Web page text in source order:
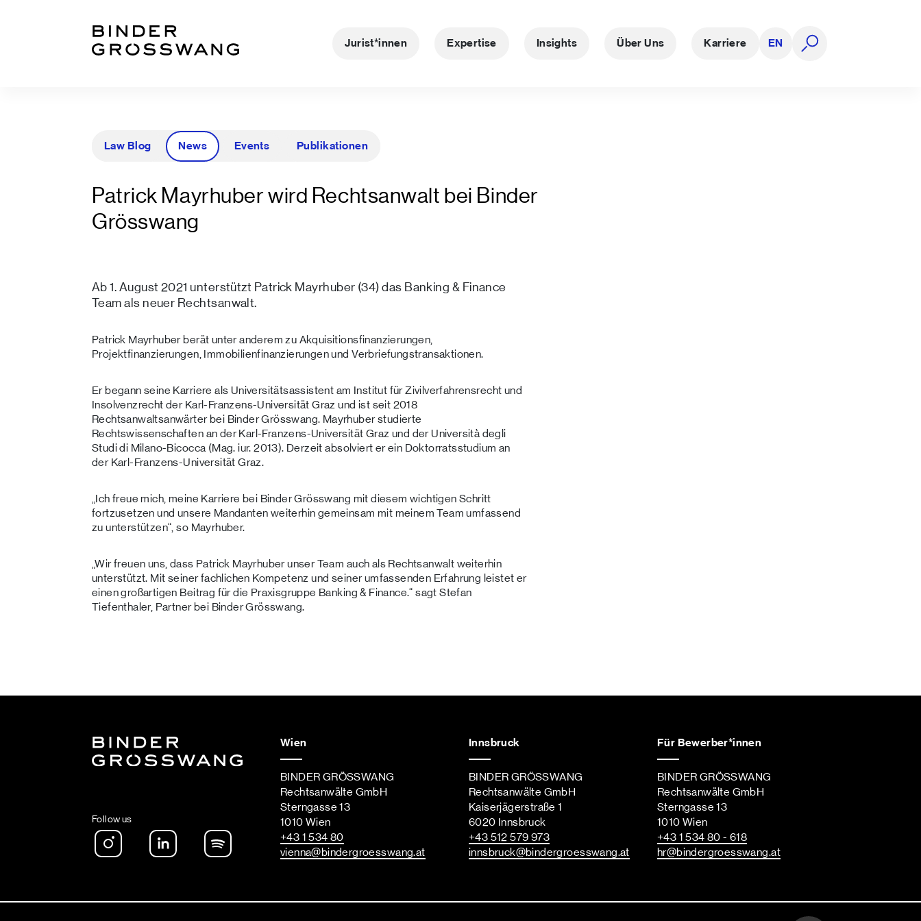
Jurist*innen Expertise Insights Über Uns Karriere EN
Law Blog News Events Publikationen
Patrick Mayrhuber wird Rechtsanwalt bei Binder
Grösswang
Ab 1. August 2021 unterstützt Patrick Mayrhuber (34) das Banking & Finance
Team als neuer Rechtsanwalt.
Patrick Mayrhuber berät unter anderem zu Akquisitionsfinanzierungen,
Projektfinanzierungen, Immobilienfinanzierungen und Verbriefungstransaktionen.
Er begann seine Karriere als Universitätsassistent am Institut für Zivilverfahrensrecht und
Insolvenzrecht der Karl-Franzens-Universität Graz und ist seit 2018
Rechtsanwaltsanwärter bei Binder Grösswang. Mayrhuber studierte
Rechtswissenschaften an der Karl-Franzens-Universität Graz und der Università degli
Studi di Milano-Bicocca (Mag. iur. 2013). Derzeit absolviert er ein Doktorratsstudium an
der Karl-Franzens-Universität Graz.
„Ich freue mich, meine Karriere bei Binder Grösswang mit diesem wichtigen Schritt
fortzusetzen und unsere Mandanten weiterhin gemeinsam mit meinem Team umfassend
zu unterstützen“, so Mayrhuber.
„Wir freuen uns, dass Patrick Mayrhuber unser Team auch als Rechtsanwalt weiterhin
unterstützt. Mit seiner fachlichen Kompetenz und seiner umfassenden Erfahrung leistet er
einen großartigen Beitrag für die Praxisgruppe Banking & Finance.“ sagt Stefan
Tiefenthaler, Partner bei Binder Grösswang.
Follow us
Instagram LinkedIn Spotify Podcast
Wien
BINDER GRÖSSWANG
Rechtsanwälte GmbH
Sterngasse 13
1010 Wien
+43 1 534 80
vienna@bindergroesswang.at
Innsbruck
BINDER GRÖSSWANG
Rechtsanwälte GmbH
Kaiserjägerstraße 1
6020 Innsbruck
+43 512 579 973
innsbruck@bindergroesswang.at
Für Bewerber*innen
BINDER GRÖSSWANG
Rechtsanwälte GmbH
Sterngasse 13
1010 Wien
+43 1 534 80 - 618
hr@bindergroesswang.at